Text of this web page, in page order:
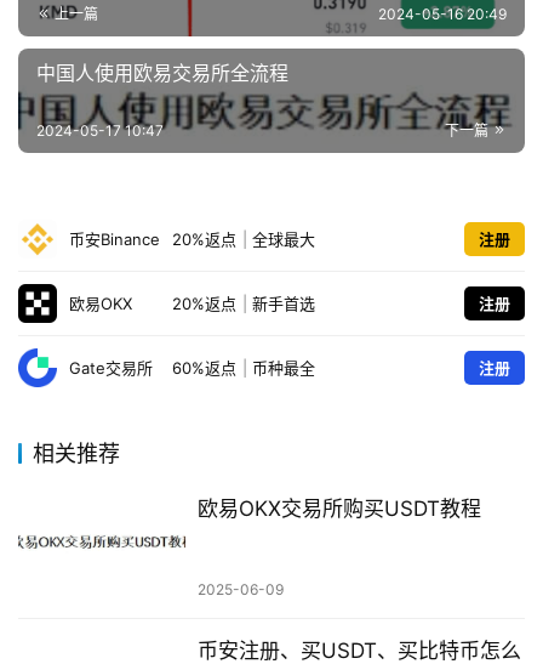
上一篇 2024-05-16 20:49
中国人使用欧易交易所全流程
下一篇
2024-05-17 10:47
币安Binance 20%返点 全球最大 注册
欧易OKX 20%返点 新手首选 注册
Gate交易所 60%返点 币种最全 注册
相关推荐
欧易OKX交易所购买USDT教程
2025-06-09
币安注册、买USDT、买比特币怎么